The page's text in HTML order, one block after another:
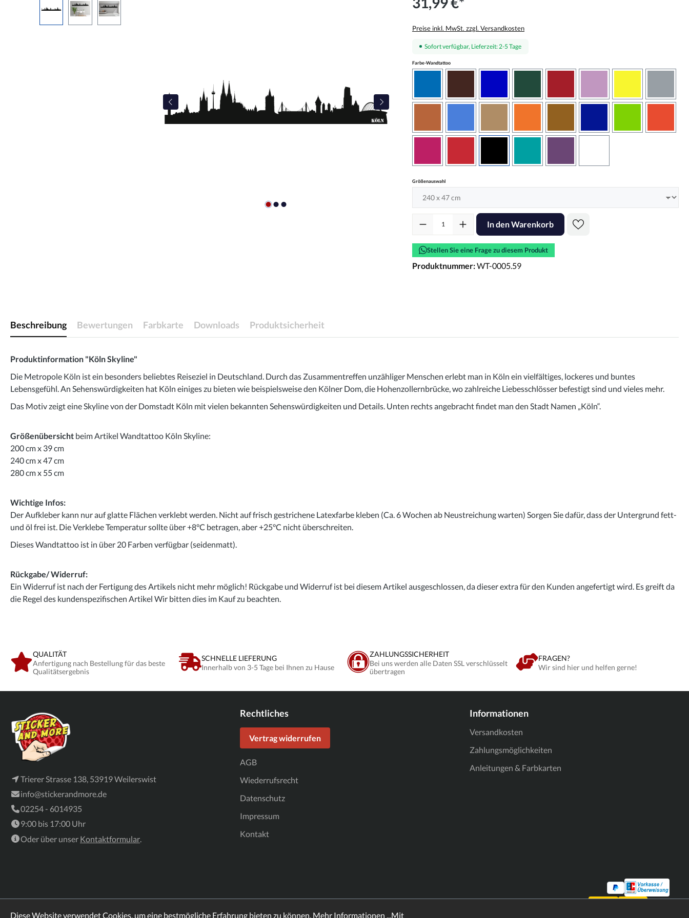
Preise inkl. MwSt. zzgl. Versandkosten
Sofort verfügbar, Lieferzeit: 2-5 Tage
Farbe-Wandtattooauswählen
Größenauswahlauswählen
Produkt Anzahl: Gib den gewünschten Wert ein oder benutze die Schaltflächen
In den Warenkorb
Stellen Sie eine Frage zu diesem Produkt
Produktnummer:WT-0005.59
Beschreibung Bewertungen Farbkarte Downloads Produktsicherheit
Produktinformation "Köln Skyline"
Die Metropole Köln ist ein besonders beliebtes Reiseziel in Deutschland. Durch das Zusammentreffen unzähliger Menschen erlebt man in Köln ein vielfältiges, lockeres und buntes
Lebensgefühl. An Sehenswürdigkeiten hat Köln einiges zu bieten wie beispielsweise den Kölner Dom, die Hohenzollernbrücke, wo zahlreiche Liebesschlösser befestigt sind und vieles mehr.
Das Motiv zeigt eine Skyline von der Domstadt Köln mit vielen bekannten Sehenswürdigkeiten und Details. Unten rechts angebracht findet man den Stadt Namen „Köln“.
Größenübersicht beim Artikel Wandtattoo Köln Skyline:
200 cm x 39 cm
240 cm x 47 cm
280 cm x 55 cm
Wichtige Infos:
Der Aufkleber kann nur auf glatte Flächen verklebt werden. Nicht auf frisch gestrichene Latexfarbe kleben (Ca. 6 Wochen ab Neustreichung warten) Sorgen Sie dafür, dass der Untergrund fett-
und öl frei ist. Die Verklebe Temperatur sollte über +8°C betragen, aber +25°C nicht überschreiten.
Dieses Wandtattoo ist in über 20 Farben verfügbar (seidenmatt).
Rückgabe/ Widerruf:
Ein Widerruf ist nach der Fertigung des Artikels nicht mehr möglich! Rückgabe und Widerruf ist bei diesem Artikel ausgeschlossen, da dieser extra für den Kunden angefertigt wird. Es greift da
die Regel des kundenspezifischen Artikel Wir bitten dies im Kauf zu beachten.
QUALITÄT
Anfertigung nach Bestellung für das beste
Qualitätsergebnis
SCHNELLE LIEFERUNG
Innerhalb von 3-5 Tage bei Ihnen zu Hause
ZAHLUNGSSICHERHEIT
Bei uns werden alle Daten SSL verschlüsselt
übertragen
FRAGEN?
Wir sind hier und helfen gerne!
Trierer Strasse 138, 53919 Weilerswist
info@stickerandmore.de
02254 - 6014935
9:00 bis 17:00 Uhr
Oder über unser Kontaktformular.
Rechtliches
Vertrag widerrufen
AGB
Wiederrufsrecht
Datenschutz
Impressum
Kontakt
Informationen
Versandkosten
Zahlungsmöglichkeiten
Anleitungen & Farbkarten
Diese Website verwendet Cookies, um eine bestmögliche Erfahrung bieten zu können. Mehr Informationen ...Mit